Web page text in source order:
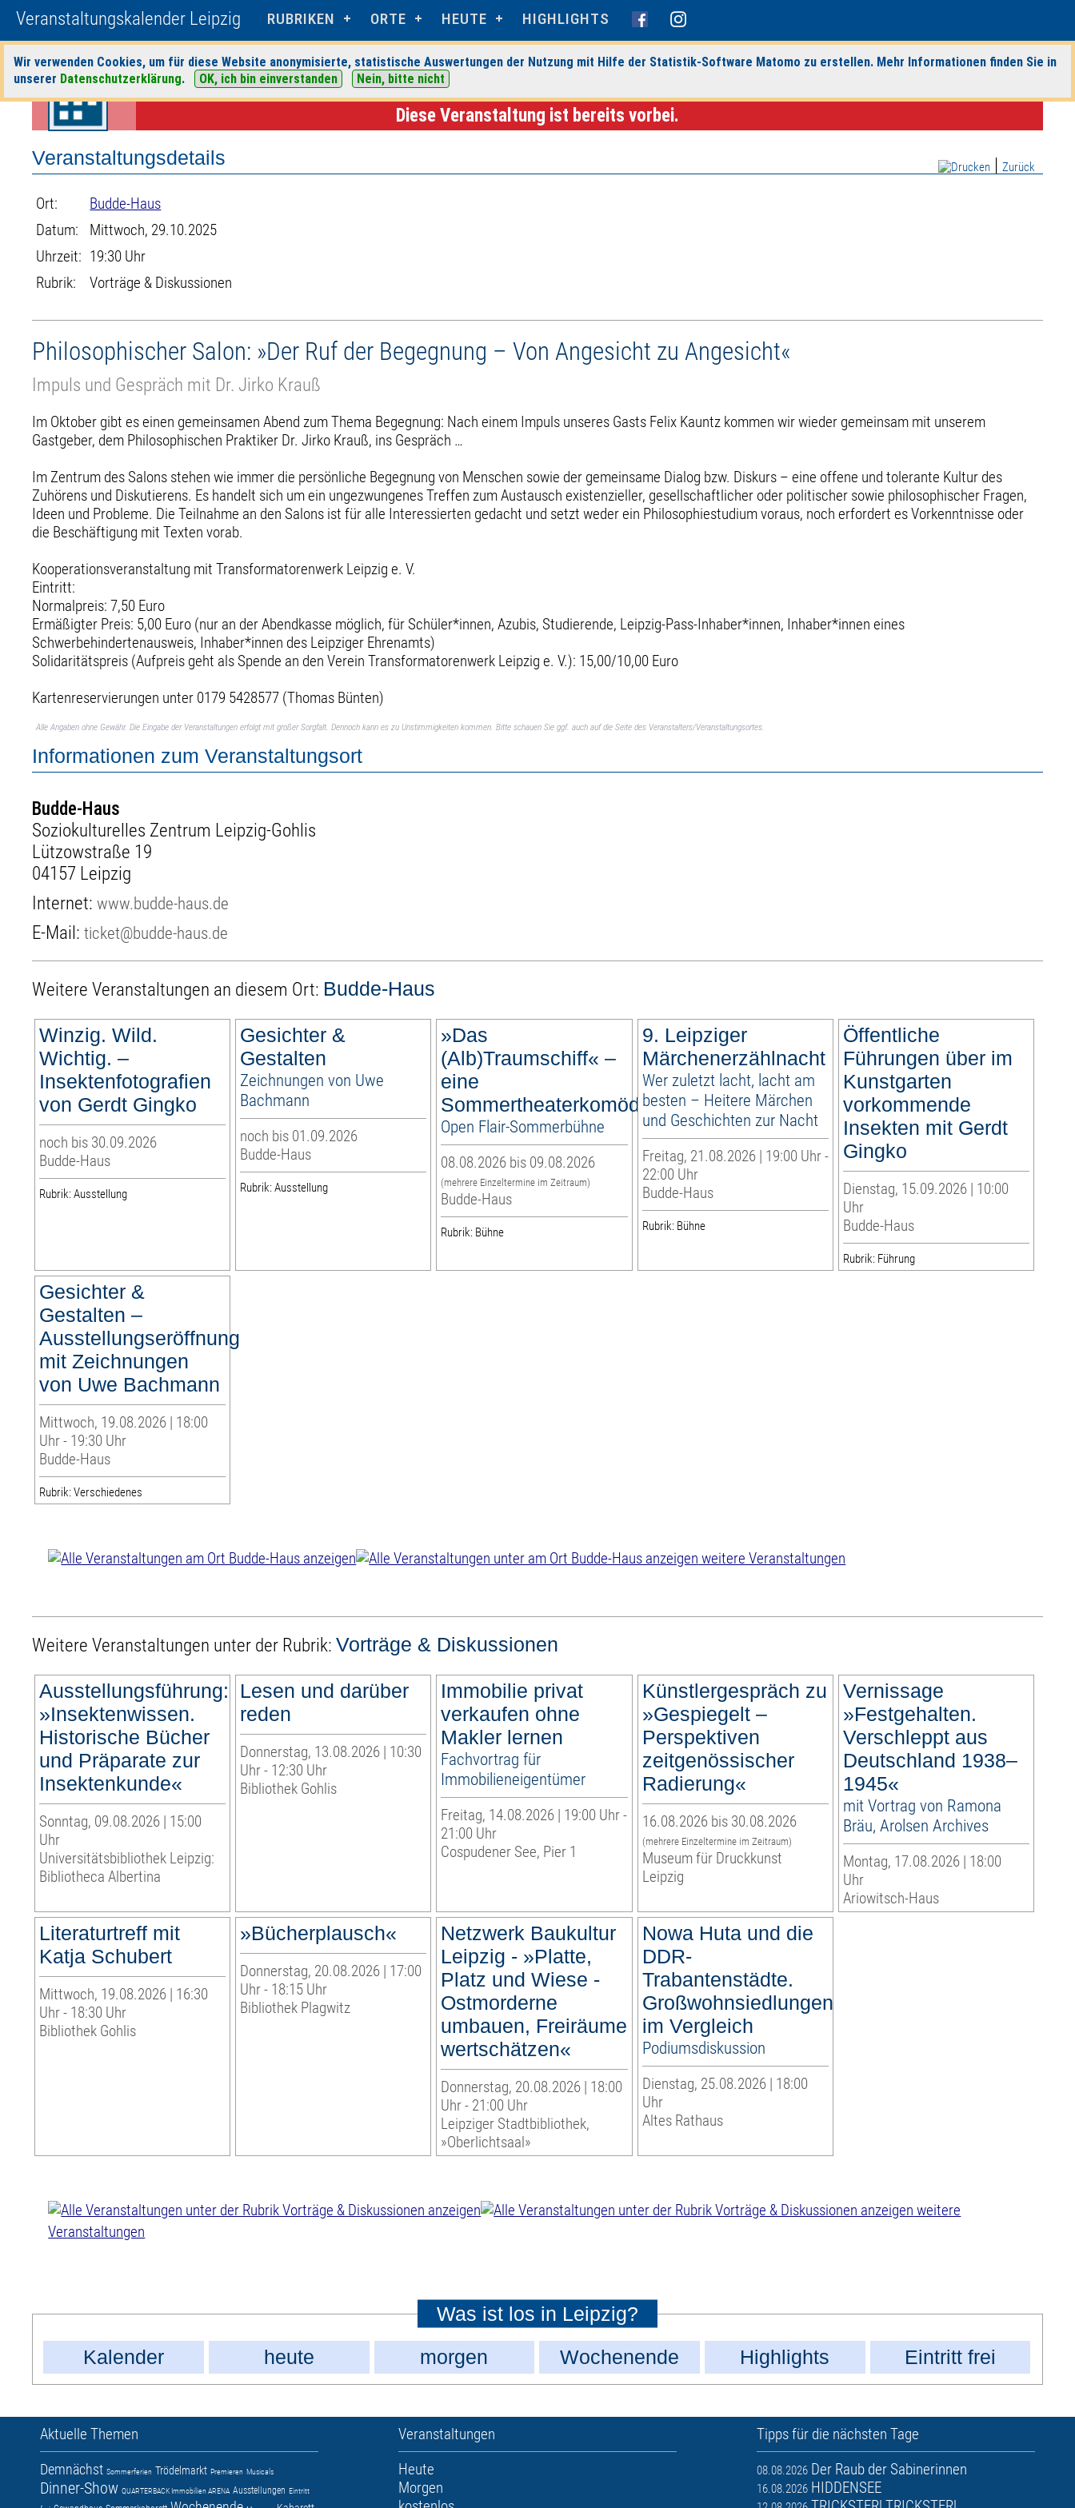
Veranstaltungskalender Leipzig RUBRIKEN ORTE HEUTE HIGHLIGHTS
Wir verwenden Cookies, um für diese Website anonymisierte, statistische Auswertungen der Nutzung mit Hilfe der Statistik-Software Matomo zu erstellen. Mehr Informationen finden Sie in
unserer Datenschutzerklärung. OK, ich bin einverstanden Nein, bitte nicht
Startseite>Veranstaltungen>Suche>Vorträge & Diskussionen>Budde-Haus> Veranstaltungsdetails
Diese Veranstaltung ist bereits vorbei.
| Zurück
Veranstaltungsdetails
Ort:
Budde-Haus
Datum:
Mittwoch, 29.10.2025
Uhrzeit: 19:30 Uhr
Rubrik:
Vorträge & Diskussionen
Philosophischer Salon: »Der Ruf der Begegnung – Von Angesicht zu Angesicht«
Impuls und Gespräch mit Dr. Jirko Krauß
Im Oktober gibt es einen gemeinsamen Abend zum Thema Begegnung: Nach einem Impuls unseres Gasts Felix Kauntz kommen wir wieder gemeinsam mit unserem
Gastgeber, dem Philosophischen Praktiker Dr. Jirko Krauß, ins Gespräch …
Im Zentrum des Salons stehen wie immer die persönliche Begegnung von Menschen sowie der gemeinsame Dialog bzw. Diskurs – eine offene und tolerante Kultur des
Zuhörens und Diskutierens. Es handelt sich um ein ungezwungenes Treffen zum Austausch existenzieller, gesellschaftlicher oder politischer sowie philosophischer Fragen,
Ideen und Probleme. Die Teilnahme an den Salons ist für alle Interessierten gedacht und setzt weder ein Philosophiestudium voraus, noch erfordert es Vorkenntnisse oder
die Beschäftigung mit Texten vorab.
Kooperationsveranstaltung mit Transformatorenwerk Leipzig e. V.
Eintritt:
Normalpreis: 7,50 Euro
Ermäßigter Preis: 5,00 Euro (nur an der Abendkasse möglich, für Schüler*innen, Azubis, Studierende, Leipzig-Pass-Inhaber*innen, Inhaber*innen eines
Schwerbehindertenausweis, Inhaber*innen des Leipziger Ehrenamts)
Solidaritätspreis (Aufpreis geht als Spende an den Verein Transformatorenwerk Leipzig e. V.): 15,00/10,00 Euro
Kartenreservierungen unter 0179 5428577 (Thomas Bünten)
Alle Angaben ohne Gewähr. Die Eingabe der Veranstaltungen erfolgt mit großer Sorgfalt. Dennoch kann es zu Unstimmigkeiten kommen. Bitte schauen Sie ggf. auch auf die Seite des Veranstalters/Veranstaltungsortes.
Informationen zum Veranstaltungsort
Budde-Haus
Soziokulturelles Zentrum Leipzig-Gohlis
Lützowstraße 19
04157 Leipzig
Internet:www.budde-haus.de
E-Mail:ticket@budde-haus.de
Weitere Veranstaltungen an diesem Ort: Budde-Haus
Winzig. Wild.
Wichtig. –
Insektenfotografien
von Gerdt Gingko
noch bis 30.09.2026
Budde-Haus
Rubrik: Ausstellung
Gesichter &
Gestalten
Zeichnungen von Uwe
Bachmann
noch bis 01.09.2026
Budde-Haus
Rubrik: Ausstellung
»Das
(Alb)Traumschiff« –
eine
Sommertheaterkomödie
Open Flair-Sommerbühne
08.08.2026 bis 09.08.2026
(mehrere Einzeltermine im Zeitraum)
Budde-Haus
Rubrik: Bühne
9. Leipziger
Märchenerzählnacht
Wer zuletzt lacht, lacht am
besten – Heitere Märchen
und Geschichten zur Nacht
Freitag, 21.08.2026 | 19:00 Uhr -
22:00 Uhr
Budde-Haus
Rubrik: Bühne
Öffentliche
Führungen über im
Kunstgarten
vorkommende
Insekten mit Gerdt
Gingko
Dienstag, 15.09.2026 | 10:00
Uhr
Budde-Haus
Rubrik: Führung
Gesichter &
Gestalten –
Ausstellungseröffnung
mit Zeichnungen
von Uwe Bachmann
Mittwoch, 19.08.2026 | 18:00
Uhr - 19:30 Uhr
Budde-Haus
Rubrik: Verschiedenes
weitere Veranstaltungen
Weitere Veranstaltungen unter der Rubrik:Vorträge & Diskussionen
Ausstellungsführung:
»Insektenwissen.
Historische Bücher
und Präparate zur
Insektenkunde«
Sonntag, 09.08.2026 | 15:00
Uhr
Universitätsbibliothek Leipzig:
Bibliotheca Albertina
Lesen und darüber
reden
Donnerstag, 13.08.2026 | 10:30
Uhr - 12:30 Uhr
Bibliothek Gohlis
Immobilie privat
verkaufen ohne
Makler lernen
Fachvortrag für
Immobilieneigentümer
Freitag, 14.08.2026 | 19:00 Uhr -
21:00 Uhr
Cospudener See, Pier 1
Künstlergespräch zu
»Gespiegelt –
Perspektiven
zeitgenössischer
Radierung«
16.08.2026 bis 30.08.2026
(mehrere Einzeltermine im Zeitraum)
Museum für Druckkunst
Leipzig
Vernissage
»Festgehalten.
Verschleppt aus
Deutschland 1938–
1945«
mit Vortrag von Ramona
Bräu, Arolsen Archives
Montag, 17.08.2026 | 18:00
Uhr
Ariowitsch-Haus
Literaturtreff mit
Katja Schubert
Mittwoch, 19.08.2026 | 16:30
Uhr - 18:30 Uhr
Bibliothek Gohlis
»Bücherplausch«
Donnerstag, 20.08.2026 | 17:00
Uhr - 18:15 Uhr
Bibliothek Plagwitz
Netzwerk Baukultur
Leipzig - »Platte,
Platz und Wiese -
Ostmorderne
umbauen, Freiräume
wertschätzen«
Donnerstag, 20.08.2026 | 18:00
Uhr - 21:00 Uhr
Leipziger Stadtbibliothek,
»Oberlichtsaal»
Nowa Huta und die
DDR-
Trabantenstädte.
Großwohnsiedlungen
im Vergleich
Podiumsdiskussion
Dienstag, 25.08.2026 | 18:00
Uhr
Altes Rathaus
weitere
Veranstaltungen
Was ist los in Leipzig?
Kalender
heute morgen Wochenende Highlights Eintritt frei
Aktuelle Themen
Demnächst Sommerferien Trödelmarkt Premieren Musicals
Dinner-Show QUARTERBACK Immobilien ARENA Ausstellungen Eintritt
Veranstaltungen
Heute
Morgen
Tipps für die nächsten Tage
08.08.2026 Der Raub der Sabinerinnen
16.08.2026 HIDDENSEE